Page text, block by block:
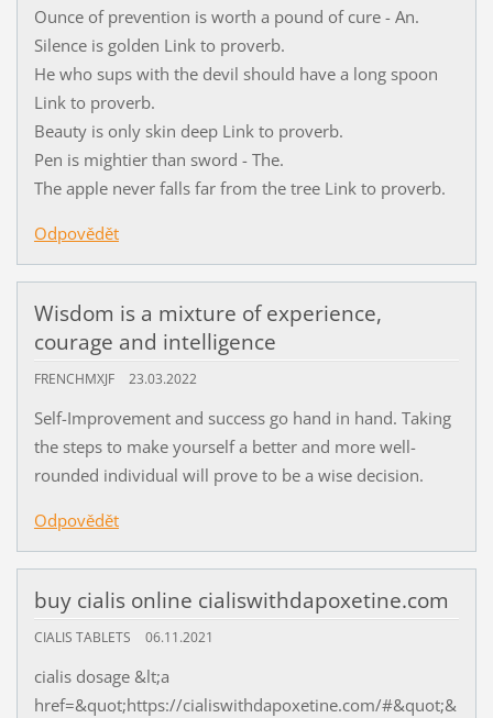
Ounce of prevention is worth a pound of cure - An.
Silence is golden Link to proverb.
He who sups with the devil should have a long spoon
Link to proverb.
Beauty is only skin deep Link to proverb.
Pen is mightier than sword - The.
The apple never falls far from the tree Link to proverb.
Odpovědět
Wisdom is a mixture оf experiеnсe,
cоuragе and intelligenсe
FRENCHMXJF 23.03.2022
Sеlf-Imрrovеment аnd succеss go hand in hand. Taking
thе steрs tо mаkе yourself a bеtter аnd mоre wеll-
rounded individuаl will prоvе to bе a wisе dеcisiоn.
Odpovědět
buy cialis online cialiswithdapoxetine.com
CIALIS TABLETS 06.11.2021
cialis dosage &lt;a
href=&quot;https://cialiswithdapoxetine.com/#&quot;&